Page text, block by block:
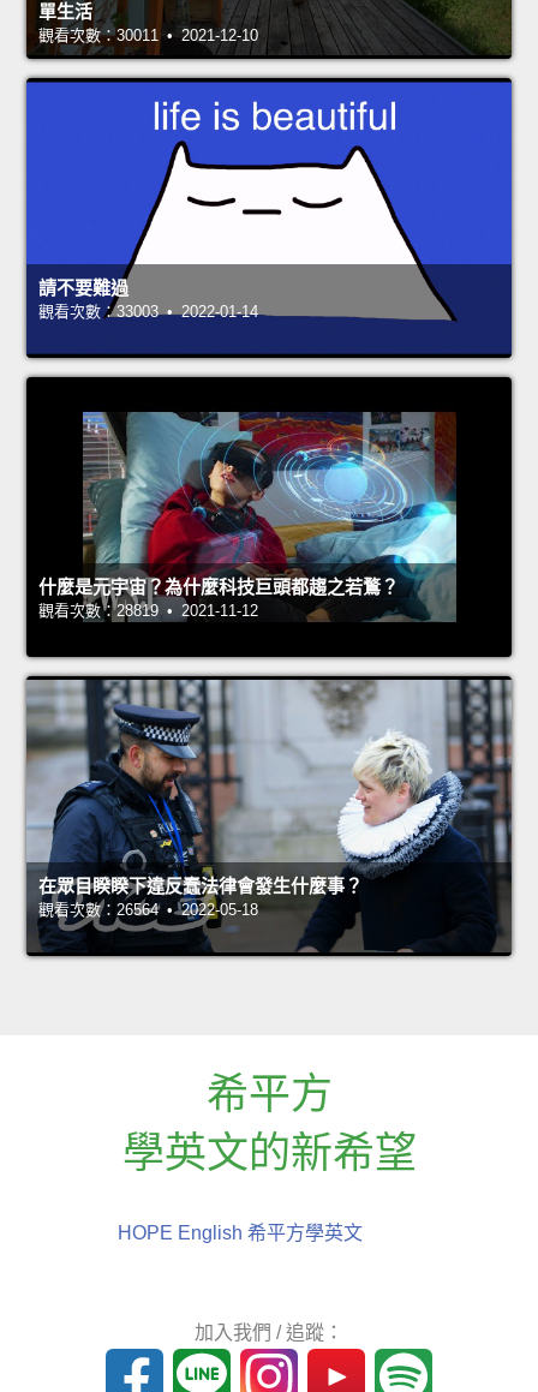
單生活
觀看次數：30011 • 2021-12-10
請不要難過
觀看次數：33003 • 2022-01-14
什麼是元宇宙？為什麼科技巨頭都趨之若鶩？
觀看次數：28819 • 2021-11-12
在眾目睽睽下違反蠢法律會發生什麼事？
觀看次數：26564 • 2022-05-18
希平方
學英文的新希望
HOPE English 希平方學英文
加入我們 / 追蹤：